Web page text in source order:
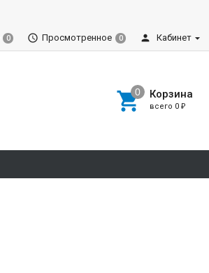
0 Просмотренное 0 Кабинет
Корзина
всего 0 ₽